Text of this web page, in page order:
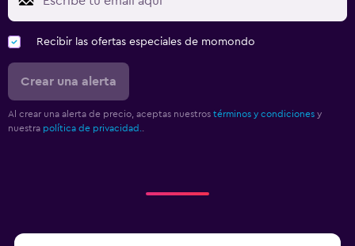
Recibir las ofertas especiales de momondo
Crear una alerta
Al crear una alerta de precio, aceptas nuestros términos y condiciones y
nuestra política de privacidad..